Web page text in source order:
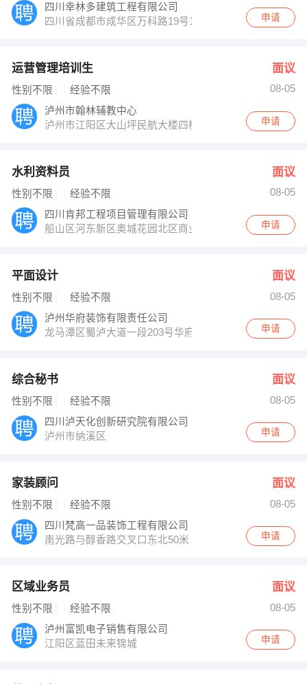
四川幸林多建筑工程有限公司
四川省成都市成华区万科路19号1栋1单元10楼1015号
申请
运营管理培训生 面议
性别不限 经验不限
08-05
泸州市翰林辅教中心
泸州市江阳区大山坪民航大楼四楼
申请
水利资料员 面议
性别不限 经验不限
08-05
四川肯邦工程项目管理有限公司
船山区河东新区奥城花园北区商业楼1栋2-2
申请
平面设计 面议
性别不限 经验不限
08-05
泸州华府装饰有限责任公司
龙马潭区蜀泸大道一段203号华府装饰
申请
综合秘书 面议
性别不限 经验不限
08-05
四川泸天化创新研究院有限公司
泸州市纳溪区
申请
家装顾问 面议
性别不限 经验不限
08-05
四川梵高一品装饰工程有限公司
南光路与醇香路交叉口东北50米
申请
区域业务员 面议
性别不限 经验不限
08-05
泸州富凯电子销售有限公司
江阳区蓝田未来锦城
申请